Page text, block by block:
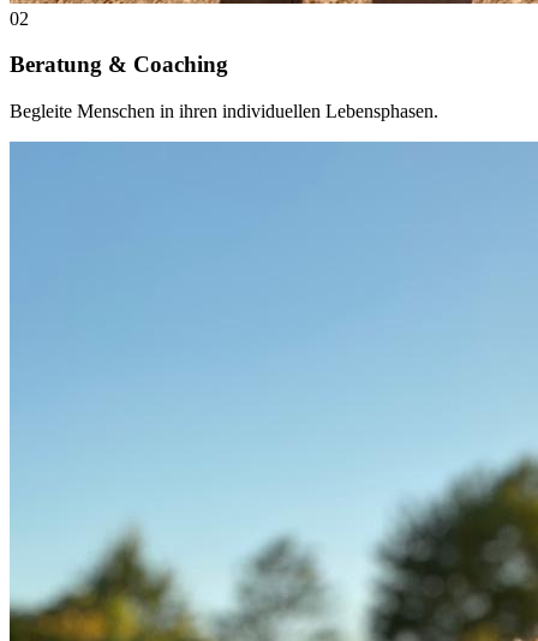
02
Beratung & Coaching
Begleite Menschen in ihren individuellen Lebensphasen.